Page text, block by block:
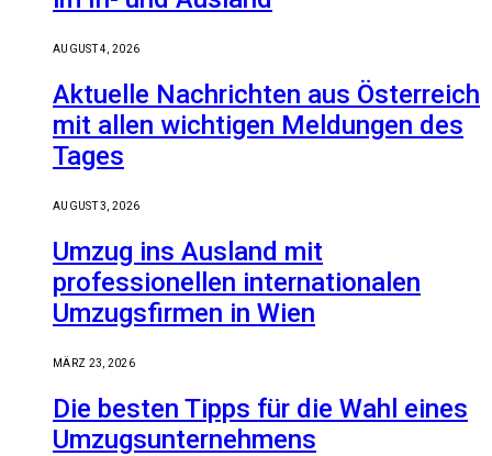
AUGUST 4, 2026
Aktuelle Nachrichten aus Österreich
mit allen wichtigen Meldungen des
Tages
AUGUST 3, 2026
Umzug ins Ausland mit
professionellen internationalen
Umzugsfirmen in Wien
MÄRZ 23, 2026
Die besten Tipps für die Wahl eines
Umzugsunternehmens